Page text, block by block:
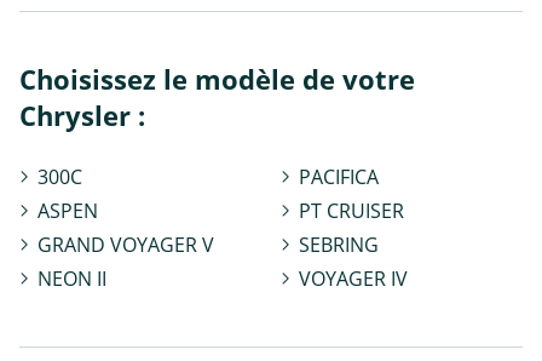
Choisissez le modèle de votre
Chrysler :
300C
ASPEN
GRAND VOYAGER V
NEON II
PACIFICA
PT CRUISER
SEBRING
VOYAGER IV